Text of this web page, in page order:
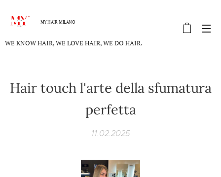
MY HAIR MILANO
WE KNOW HAIR, WE LOVE HAIR, WE DO HAIR.
Hair touch l'arte della sfumatura
perfetta
11.02.2025